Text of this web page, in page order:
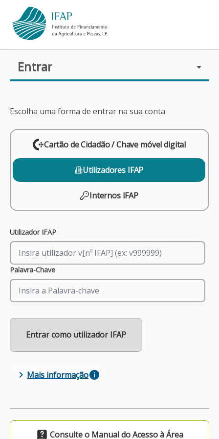
O IFAP
INFORMAÇÕES
PAGAMENTOS
APOIO AO BENEFICIÁRIO
Entrar / Registar
Entrar
Escolha uma forma de entrar na sua conta
Cartão de Cidadão / Chave móvel digital
Utilizadores IFAP
Internos IFAP
Sign In
Utilizador IFAP
Palavra-Chave
Entrar como utilizador IFAP
Mais informação
Consulte o Manual do Acesso à Área